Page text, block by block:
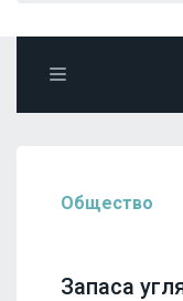
Общество
Запаса